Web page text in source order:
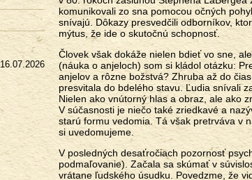
komunikovali zo sna pomocou očných
snívajú. Dôkazy presvedčili odborníkov,
mýtus, že ide o skutočnú schopnosť.
Človek však dokáže nielen bdieť vo sne,
(náuka o anjeloch) som si kládol otázku:
anjelov a rôzne božstvá? Zhruba až do
presvitala do bdelého stavu. Ľudia snívali
Nielen ako vnútorný hlas a obraz, ale ako
V súčasnosti je niečo také zriedkavé a
starú formu vedomia. Tá však pretrváva v
si uvedomujeme.
V posledných desaťročiach pozornosť
podmaľovanie). Začala sa skúmať v
vrátane ľudského úsudku. Povedzme, že
16.07.2026